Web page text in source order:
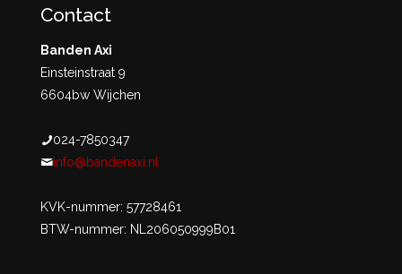
Contact
Banden Axi
Einsteinstraat 9
6604bw Wijchen
024-7850347
info@bandenaxi.nl
KVK-nummer: 57728461
BTW-nummer: NL206050999B01